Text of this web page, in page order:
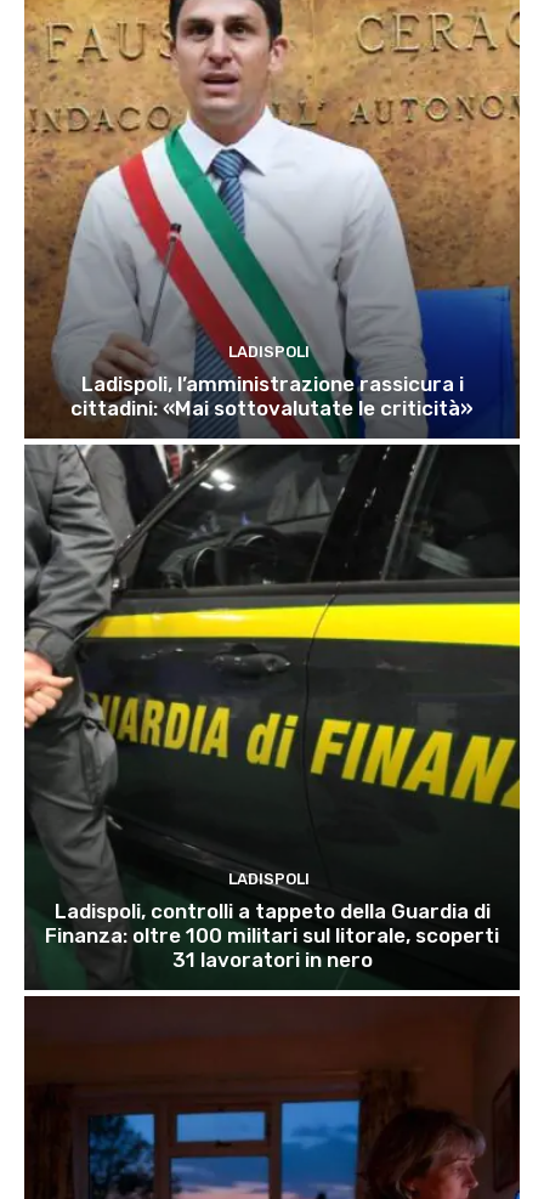
LADISPOLI
Ladispoli, l’amministrazione rassicura i
cittadini: «Mai sottovalutate le criticità»
LADISPOLI
Ladispoli, controlli a tappeto della Guardia di
Finanza: oltre 100 militari sul litorale, scoperti
31 lavoratori in nero